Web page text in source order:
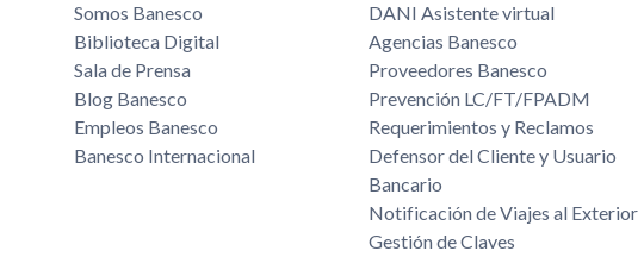
Somos Banesco
Biblioteca Digital
Sala de Prensa
Blog Banesco
Empleos Banesco
Banesco Internacional
DANI Asistente virtual
Agencias Banesco
Proveedores Banesco
Prevención LC/FT/FPADM
Requerimientos y Reclamos
Defensor del Cliente y Usuario
Bancario
Notificación de Viajes al Exterior
Gestión de Claves